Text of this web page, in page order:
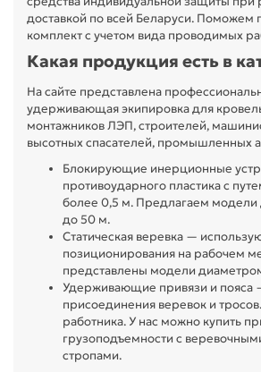
доставкой по всей Беларуси. Поможем
комплект с учетом вида проводимых
Какая продукция есть в
На сайте представлена
удерживающая экипировка для
монтажников ЛЭП, строителей,
высотных спасателей, промышленных
Блокирующие инерционные
противоударного пластика с
более 0,5 м. Предлагаем модели
до 50 м.
Статическая веревка —
позиционирования на рабочем
представлены модели
Удерживающие привязи и пояса
присоединения веревок и
работника. У нас можно купить
грузоподъемности с
стропами.